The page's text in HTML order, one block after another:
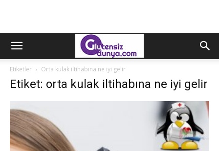
Etiketler Orta kulak iltihabına ne iyi gelir
Etiket: orta kulak iltihabına ne iyi gelir